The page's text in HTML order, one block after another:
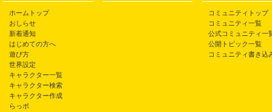
ホームトップ
おしらせ
新着通知
はじめての方へ
遊び方
世界設定
キャラクター一覧
キャラクター検索
キャラクター作成
らっポ
コミュニティトップ
コミュニティ一覧
公式コミュニティ一
公開トピック一覧
コミュニティ書き込